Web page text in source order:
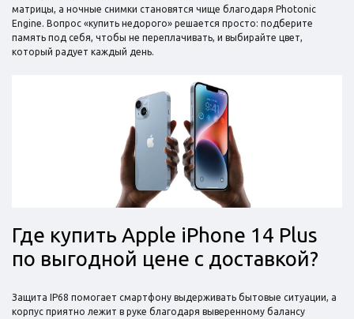
матрицы, а ночные снимки становятся чище благодаря Photonic
Engine. Вопрос «купить недорого» решается просто: подберите
память под себя, чтобы не переплачивать, и выбирайте цвет,
который радует каждый день.
Где купить Apple iPhone 14 Plus
по выгодной цене с доставкой?
Защита IP68 помогает смартфону выдерживать бытовые ситуации, а
корпус приятно лежит в руке благодаря выверенному балансу